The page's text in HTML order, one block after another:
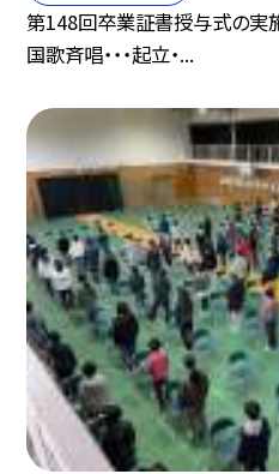
第148回卒業証書授与式の実
国歌斉唱・・・起立・...